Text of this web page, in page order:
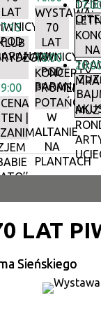
LAT
POD
|
WYSTAWA:
70
LAT
PIWNICY
POD
BARANAMI
18:00
KONCERTY
W
ALTANIE
NA
PLANTACH
NA
|
LAT
Sieńskiego